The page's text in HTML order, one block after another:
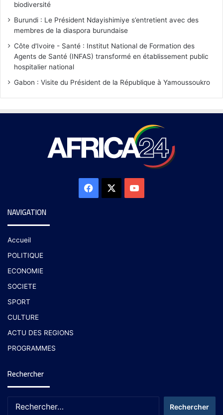
biodiversité
Burundi : Le Président Ndayishimiye s’entretient avec des
membres de la diaspora burundaise
Côte d'Ivoire - Santé : Institut National de Formation des
Agents de Santé (INFAS) transformé en établissement public
hospitalier national
Gabon : Visite du Président de la République à Yamoussoukro
NAVIGATION
Accueil
POLITIQUE
ECONOMIE
SOCIETE
SPORT
CULTURE
ACTU DES REGIONS
PROGRAMMES
Rechercher